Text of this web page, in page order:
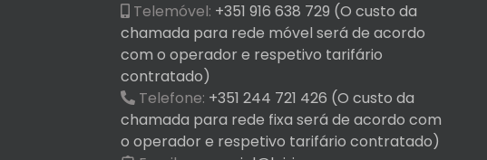
Telemóvel: +351 916 638 729 (O custo da
chamada para rede móvel será de acordo
com o operador e respetivo tarifário
contratado)
Telefone: +351 244 721 426 (O custo da
chamada para rede fixa será de acordo com
o operador e respetivo tarifário contratado)